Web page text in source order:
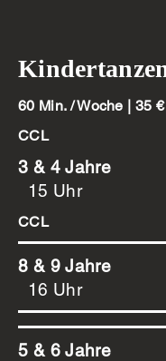
60 Min. / Woche | 35
CCL
3 & 4 Jahre
15 Uhr
CCL
8 & 9 Jahre
16 Uhr
5 & 6 Jahre